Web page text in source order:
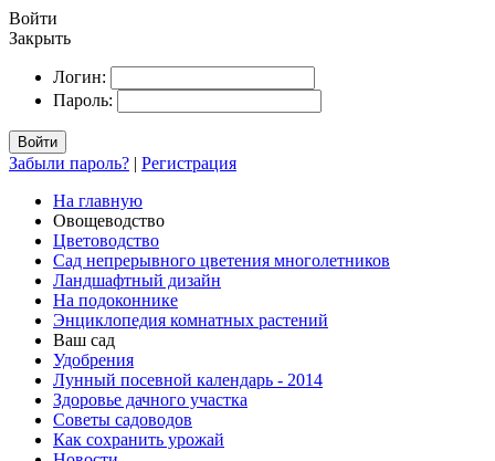
Войти
Закрыть
Логин:
Пароль:
Войти
Забыли пароль? | Регистрация
На главную
Овощеводство
Цветоводство
Сад непрерывного цветения многолетников
Ландшафтный дизайн
На подоконнике
Энциклопедия комнатных растений
Ваш сад
Удобрения
Лунный посевной календарь - 2014
Здоровье дачного участка
Советы садоводов
Как сохранить урожай